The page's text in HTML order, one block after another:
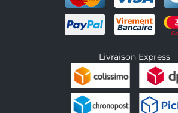
Livraison Express